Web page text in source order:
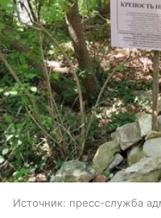
Источник: пресс-служба